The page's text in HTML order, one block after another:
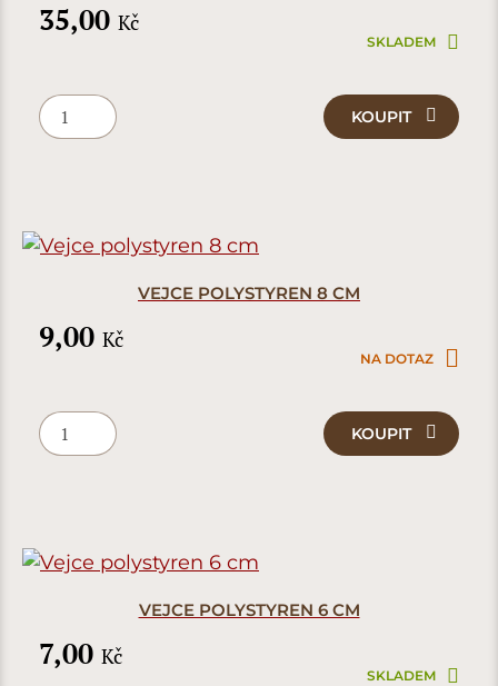
35,00 Kč
SKLADEM
KOUPIT
VEJCE POLYSTYREN 8 CM
9,00 Kč
NA DOTAZ
KOUPIT
VEJCE POLYSTYREN 6 CM
7,00 Kč
SKLADEM